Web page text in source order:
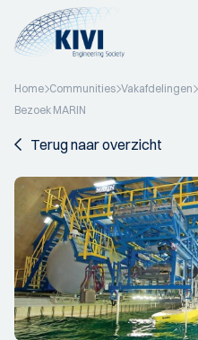
Home Communities Vakafdelingen
Bezoek MARIN
Terug naar overzicht